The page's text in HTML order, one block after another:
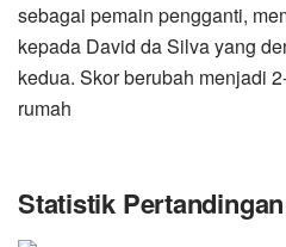
sebagai pemain pengganti,
kepada David da Silva yang
kedua. Skor berubah menjadi
rumah
Statistik